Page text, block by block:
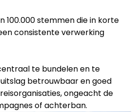
100.000 stemmen die in korte
consistente verwerking
te bundelen en te
betrouwbaar en goed
ongeacht de
of achterban.